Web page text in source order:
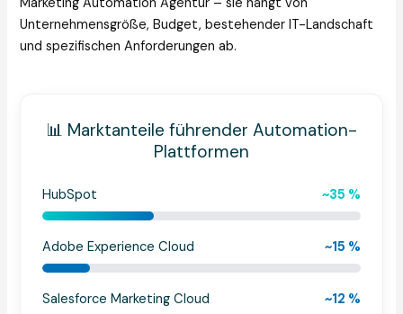
Marketing Automation Agentur – sie hängt von
Unternehmensgröße, Budget, bestehender IT-Landschaft
und spezifischen Anforderungen ab.
📊 Marktanteile führender Automation-
Plattformen
HubSpot ~35 %
Adobe Experience Cloud ~15 %
Salesforce Marketing Cloud ~12 %